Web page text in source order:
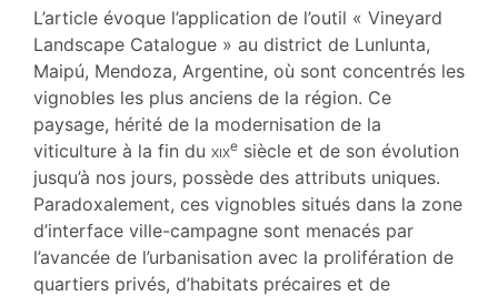
Texte
Bibliographie
Notes
Illustrations
Citer cet article
Auteurs
L’article évoque l’application de l’outil « Vineyard
Landscape Catalogue » au district de Lunlunta,
Maipú, Mendoza, Argentine, où sont concentrés les
vignobles les plus anciens de la région. Ce
paysage, hérité de la modernisation de la
viticulture à la fin du xixe siècle et de son évolution
jusqu’à nos jours, possède des attributs uniques.
Paradoxalement, ces vignobles situés dans la zone
d’interface ville-campagne sont menacés par
l’avancée de l’urbanisation avec la prolifération de
quartiers privés, d’habitats précaires et de